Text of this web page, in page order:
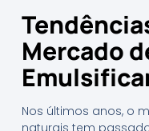
Mercado
Nos últimos anos, o
naturais tem